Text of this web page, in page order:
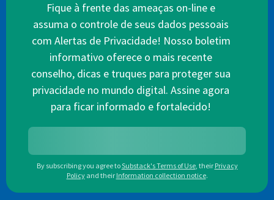
Fique à frente das ameaças on-line e
assuma o controle de seus dados pessoais
com Alertas de Privacidade! Nosso boletim
informativo oferece o mais recente
conselho, dicas e truques para proteger sua
privacidade no mundo digital. Assine agora
para ficar informado e fortalecido!
By subscribing you agree toSubstack's Terms of Use, their Privacy
Policy and their Information collection notice.